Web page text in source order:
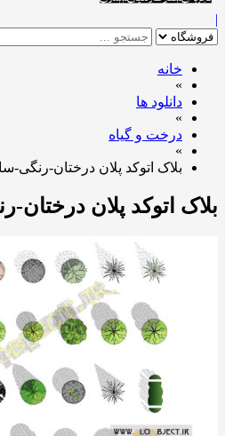
خانه
دانلود ها
درخت و گیاه
بلاک اتوکد پلان درختان-رنگی-سایه
اتوکد پلان درختان-